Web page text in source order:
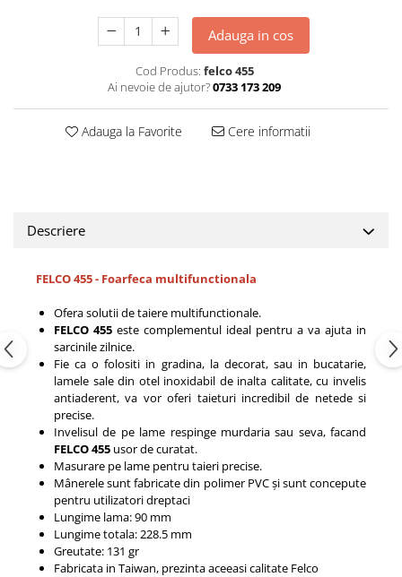
Adauga in cos
Cod Produs: felco 455
Ai nevoie de ajutor?0733 173 209
Adauga la Favorite Cere informatii
Descriere
FELCO 455 - Foarfeca multifunctionala
Ofera solutii de taiere multifunctionale.
FELCO 455 este complementul ideal pentru a va ajuta in
sarcinile zilnice.
Fie ca o folositi in gradina, la decorat, sau in bucatarie,
lamele sale din otel inoxidabil de inalta calitate, cu invelis
antiaderent, va vor oferi taieturi incredibil de netede si
precise.
Invelisul de pe lame respinge murdaria sau seva, facand
FELCO 455 usor de curatat.
Masurare pe lame pentru taieri precise.
Mânerele sunt fabricate din polimer PVC și sunt concepute
pentru utilizatori dreptaci
Lungime lama: 90 mm
Lungime totala: 228.5 mm
Greutate: 131 gr
Fabricata in Taiwan, prezinta aceeasi calitate Felco